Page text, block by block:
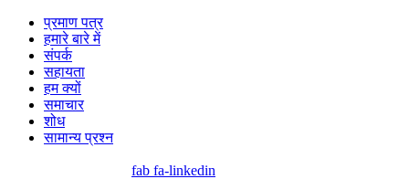
प्रमाण पत्र
हमारे बारे में
संपर्क
सहायता
हम क्यों
समाचार
शोध
सामान्य प्रश्न
fab fa-linkedin